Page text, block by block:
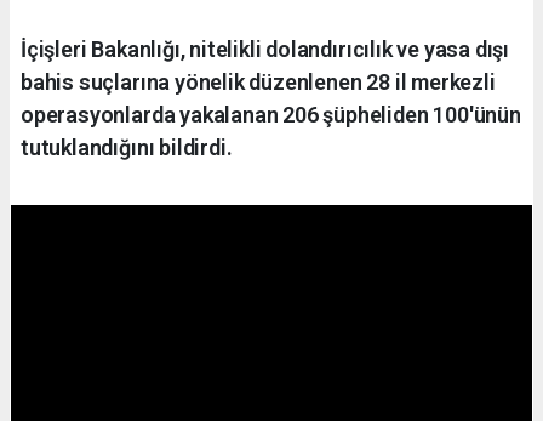
İçişleri Bakanlığı, nitelikli dolandırıcılık ve yasa dışı
bahis suçlarına yönelik düzenlenen 28 il merkezli
operasyonlarda yakalanan 206 şüpheliden 100'ünün
tutuklandığını bildirdi.